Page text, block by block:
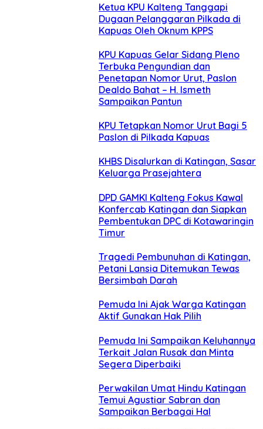
Ketua KPU Kalteng Tanggapi
Dugaan Pelanggaran Pilkada di
Kapuas Oleh Oknum KPPS
KPU Kapuas Gelar Sidang Pleno
Terbuka Pengundian dan
Penetapan Nomor Urut, Paslon
Dealdo Bahat – H. Ismeth
Sampaikan Pantun
KPU Tetapkan Nomor Urut Bagi 5
Paslon di Pilkada Kapuas
KHBS Disalurkan di Katingan, Sasar
Keluarga Prasejahtera
DPD GAMKI Kalteng Fokus Kawal
Konfercab Katingan dan Siapkan
Pembentukan DPC di Kotawaringin
Timur
Tragedi Pembunuhan di Katingan,
Petani Lansia Ditemukan Tewas
Bersimbah Darah
Pemuda Ini Ajak Warga Katingan
Aktif Gunakan Hak Pilih
Pemuda Ini Sampaikan Keluhannya
Terkait Jalan Rusak dan Minta
Segera Diperbaiki
Perwakilan Umat Hindu Katingan
Temui Agustiar Sabran dan
Sampaikan Berbagai Hal